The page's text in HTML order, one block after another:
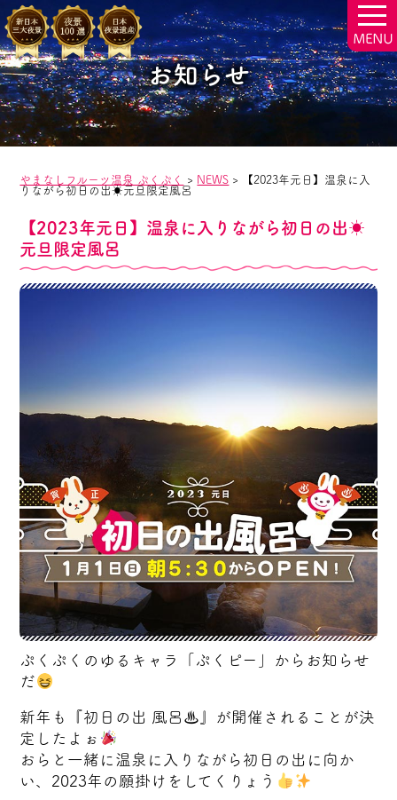
お知らせ
やまなしフルーツ温泉 ぷくぷく > NEWS >
【2023年元日】温泉に入
りながら初日の出☀元旦限定風呂
【2023年元日】温泉に入りながら初日の出☀
元旦限定風呂
ぷくぷくのゆるキャラ「ぷくピー」からお知らせ
だ
新年も『初日の出 風呂♨』が開催されることが決
定したよぉ
おらと一緒に温泉に入りながら初日の出に向か
い、2023年の願掛けをしてくりょう